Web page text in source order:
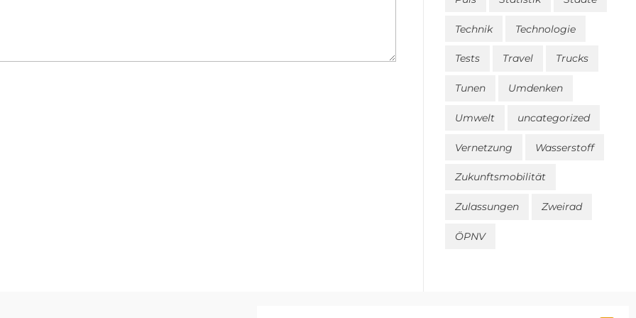
Technik Technologie
Tests Travel Trucks
Tunen Umdenken
Umwelt uncategorized
Vernetzung Wasserstoff
Zukunftsmobilität
Zulassungen Zweirad
ÖPNV